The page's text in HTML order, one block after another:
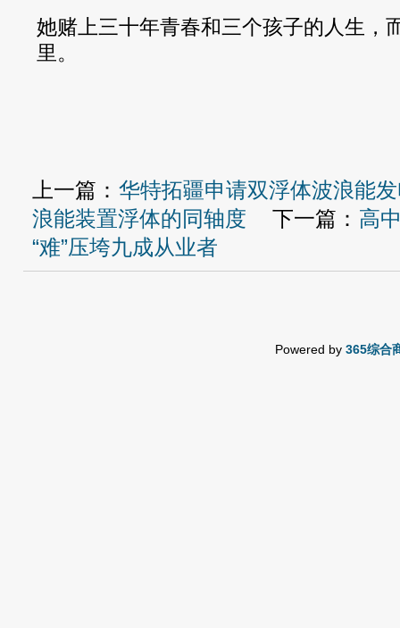
她赌上三十年青春和三个孩子的人生，
里。
上一篇： 华特拓疆申请双浮体波浪能
浪能装置浮体的同轴度 下一篇： 高
“难”压垮九成从业者
Powered by 365综合